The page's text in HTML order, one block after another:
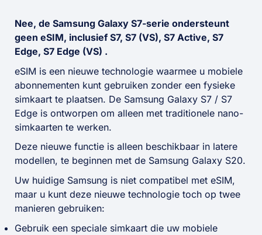
Nee, de Samsung Galaxy S7-serie ondersteunt
geen eSIM, inclusief S7, S7 (VS), S7 Active, S7
Edge, S7 Edge (VS) .
eSIM is een nieuwe technologie waarmee u mobiele
abonnementen kunt gebruiken zonder een fysieke
simkaart te plaatsen. De Samsung Galaxy S7 / S7
Edge is ontworpen om alleen met traditionele nano-
simkaarten te werken.
Deze nieuwe functie is alleen beschikbaar in latere
modellen, te beginnen met de Samsung Galaxy S20.
Uw huidige Samsung is niet compatibel met eSIM,
maar u kunt deze nieuwe technologie toch op twee
manieren gebruiken:
Gebruik een speciale simkaart die uw mobiele